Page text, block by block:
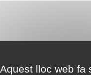
Aquest lloc web fa